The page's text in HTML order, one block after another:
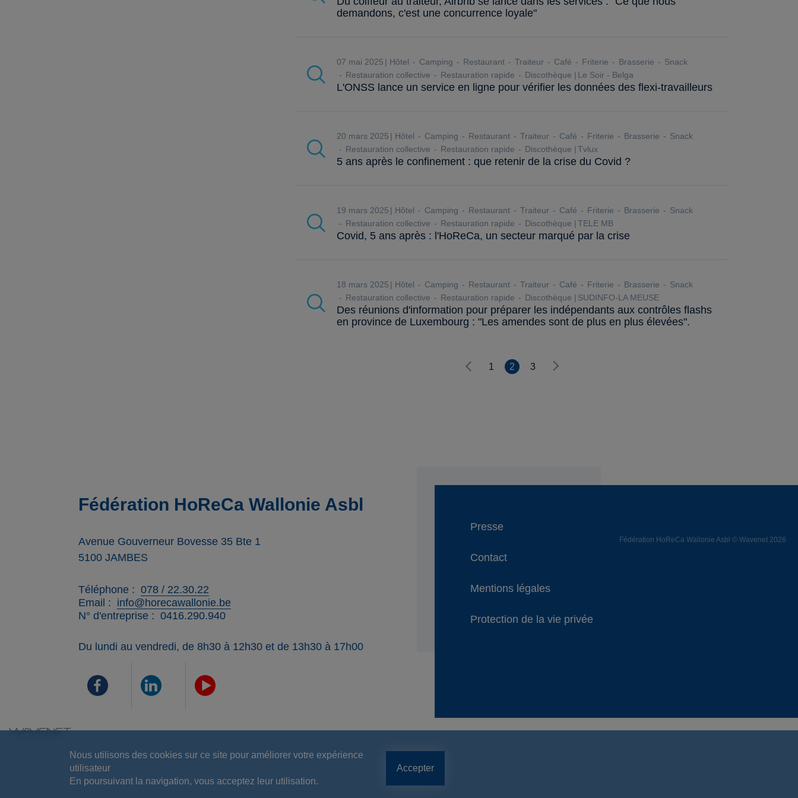
Nous utilisons des cookies sur ce site pour améliorer votre expérience
utilisateur
En poursuivant la navigation, vous acceptez leur utilisation.
Accepter
demandons, c'est une concurrence loyale"
07 mai 2025 Hôtel Camping Restaurant Traiteur Café Friterie Brasserie
Snack
Restauration collective
Restauration rapide Discothèque Le Soir - Belga
L'ONSS lance un service en ligne pour vérifier les données des flexi-travailleurs
20 mars 2025 Hôtel Camping Restaurant Traiteur Café Friterie Brasserie
Snack
Restauration collective
Restauration rapide Discothèque Tvlux
5 ans après le confinement : que retenir de la crise du Covid ?
19 mars 2025 Hôtel Camping Restaurant Traiteur Café Friterie Brasserie
Snack
Restauration collective
Restauration rapide Discothèque TELE MB
Covid, 5 ans après : l'HoReCa, un secteur marqué par la crise
18 mars 2025 Hôtel Camping Restaurant Traiteur Café Friterie Brasserie
Snack
Restauration collective
Restauration rapide Discothèque SUDINFO-LA MEUSE
Des réunions d'information pour préparer les indépendants aux contrôles flashs
en province de Luxembourg : "Les amendes sont de plus en plus élevées".
1 2 3
Fédération HoReCa Wallonie Asbl
Avenue Gouverneur Bovesse 35 Bte 1
5100 JAMBES
Téléphone
078 / 22.30.22
Email
info@horecawallonie.be
N° d'entreprise
0416.290.940
Du lundi au vendredi, de 8h30 à 12h30 et de 13h30 à 17h00
Presse
Contact
Mentions légales
Protection de la vie privée
Fédération HoReCa Wallonie Asbl © Wavenet 2026